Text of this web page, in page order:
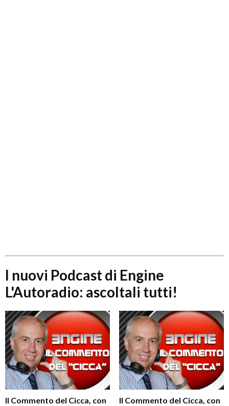
I nuovi Podcast di Engine
L'Autoradio: ascoltali tutti!
Il Commento del Cicca, con
Il Commento del Cicca, con